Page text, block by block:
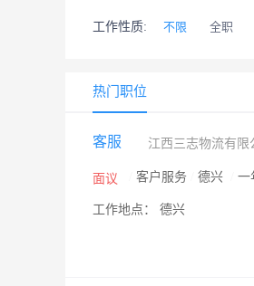
工作性质: 不限 全职
热门职位
客服 江西三志物流有限
面议 客户服务 德兴 一
工作地点： 德兴